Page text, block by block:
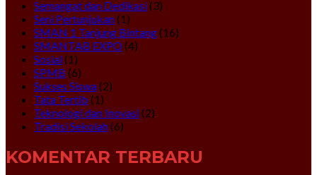
Semangat dan Dedikasi(3)
Seni Pertunjukan(1)
SMAN 1 Tanjung Bintang(16)
SMANTAB EXPO(4)
Sosial(1)
SPMB (6)
Sukses Siswa(2)
Tata Tertib (1)
Teknologi dan Inovasi(2)
Tradisi Sekolah(6)
KOMENTAR TERBARU